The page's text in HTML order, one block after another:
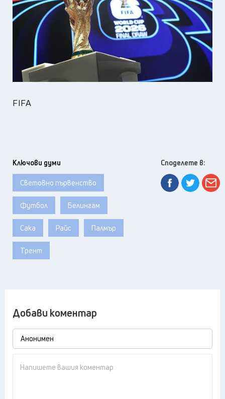
FIFA
Ключови думи
Световно първенство
Футбол Белингам
Сака Райс Палмър
Трент
Споделете в:
Добави коментар